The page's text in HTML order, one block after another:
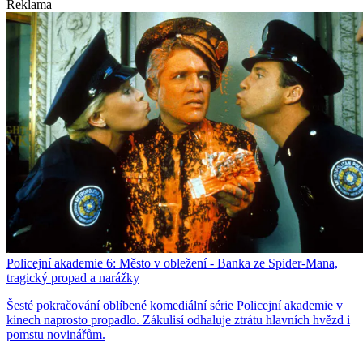
Reklama
Policejní akademie 6: Město v obležení - Banka ze Spider-Mana,
tragický propad a narážky
Šesté pokračování oblíbené komediální série Policejní akademie v
kinech naprosto propadlo. Zákulisí odhaluje ztrátu hlavních hvězd i
pomstu novinářům.